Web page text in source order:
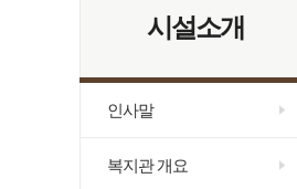
시설소개
인사말
복지관 개요